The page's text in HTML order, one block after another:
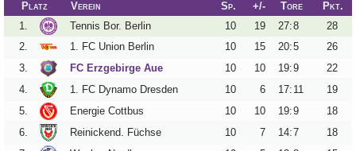
On
Tour
Fanturniere
Fanfreundschaften
Downloads
Platz Verein Sp. +/- Tore
Pkt.
1.
Tennis Bor. Berlin 10 19 27:8
28
2.
1. FC Union Berlin 10 15 20:5
26
3.
FC Erzgebirge Aue 10 10 19:9
22
4.
1. FC Dynamo Dresden 10 6 17: 11
19
5.
Energie Cottbus 10 10 19:9
18
6.
Reinickend. Füchse 10 7 14:7
18